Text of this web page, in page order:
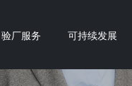
验厂服务 可持续发展